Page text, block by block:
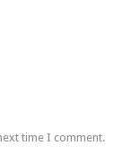
time I comment.